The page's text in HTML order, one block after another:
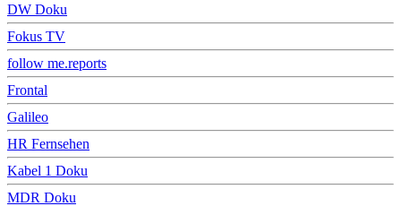
DW Doku
Fokus TV
follow me.reports
Frontal
Galileo
HR Fernsehen
Kabel 1 Doku
MDR Doku